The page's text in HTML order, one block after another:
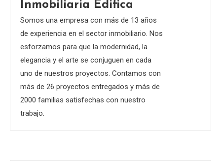
Inmobiliaria Edifica
Somos una empresa con más de 13 años
de experiencia en el sector inmobiliario. Nos
esforzamos para que la modernidad, la
elegancia y el arte se conjuguen en cada
uno de nuestros proyectos. Contamos con
más de 26 proyectos entregados y más de
2000 familias satisfechas con nuestro
trabajo.